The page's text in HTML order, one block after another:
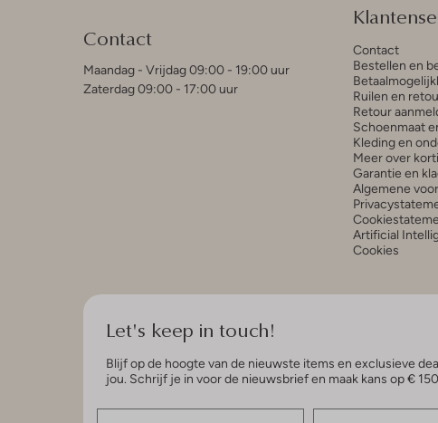
Contact
Maandag - Vrijdag 09:00 - 19:00 uur
Zaterdag 09:00 - 17:00 uur
Contact
Bestellen en
Ruilen en
Retour
Schoenmaat
Kleding en
Meer over
Garantie en
Algemene
Artificial
Cookies
Let's keep in touch!
Blijf op de hoogte van de nieuwste items en exclusieve
jou. Schrijf je in voor de nieuwsbrief en maak kans op €